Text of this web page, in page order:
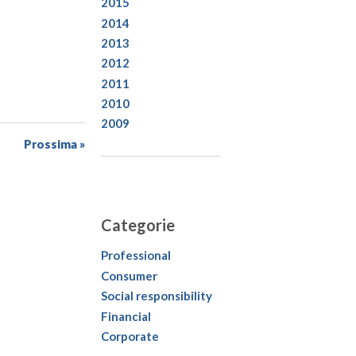
Prossima »
2014
2013
2012
2011
2010
2009
Categorie
Professional
Consumer
Social responsibility
Financial
Corporate